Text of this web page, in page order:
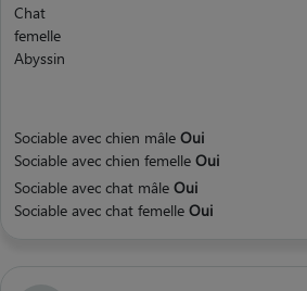
Chat
femelle
Abyssin
Sociable avec chien mâle Oui
Sociable avec chien femelle Oui
Sociable avec chat mâle Oui
Sociable avec chat femelle Oui